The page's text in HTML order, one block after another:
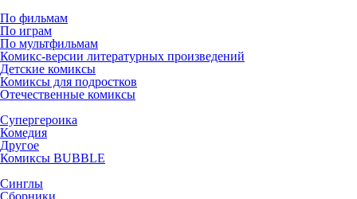
По фильмам
По играм
По мультфильмам
Комикс-версии литературных произведений
Детские комиксы
Комиксы для подростков
Отечественные комиксы
Супергероика
Комедия
Другое
Комиксы BUBBLE
Синглы
Сборники